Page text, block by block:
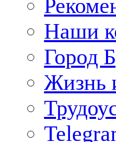
Наши
Город
Жизнь